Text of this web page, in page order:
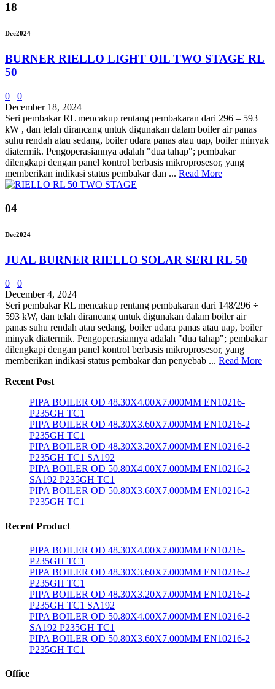
18
Dec2024
BURNER RIELLO LIGHT OIL TWO STAGE RL
50
0
0
December 18, 2024
Seri pembakar RL mencakup rentang pembakaran dari 296 – 593
kW , dan telah dirancang untuk digunakan dalam boiler air panas
suhu rendah atau sedang, boiler udara panas atau uap, boiler minyak
diatermik. Pengoperasiannya adalah "dua tahap"; pembakar
dilengkapi dengan panel kontrol berbasis mikroprosesor, yang
memberikan indikasi status pembakar dan ... Read More
04
Dec2024
JUAL BURNER RIELLO SOLAR SERI RL 50
0
0
December 4, 2024
Seri pembakar RL mencakup rentang pembakaran dari 148/296 ÷
593 kW, dan telah dirancang untuk digunakan dalam boiler air
panas suhu rendah atau sedang, boiler udara panas atau uap, boiler
minyak diatermik. Pengoperasiannya adalah "dua tahap"; pembakar
dilengkapi dengan panel kontrol berbasis mikroprosesor, yang
memberikan indikasi status pembakar dan penyebab ... Read More
Recent Post
PIPA BOILER OD 48.30X4.00X7.000MM EN10216-
P235GH TC1
PIPA BOILER OD 48.30X3.60X7.000MM EN10216-2
P235GH TC1
PIPA BOILER OD 48.30X3.20X7.000MM EN10216-2
P235GH TC1 SA192
PIPA BOILER OD 50.80X4.00X7.000MM EN10216-2
SA192 P235GH TC1
PIPA BOILER OD 50.80X3.60X7.000MM EN10216-2
P235GH TC1
Recent Product
PIPA BOILER OD 48.30X4.00X7.000MM EN10216-
P235GH TC1
PIPA BOILER OD 48.30X3.60X7.000MM EN10216-2
P235GH TC1
PIPA BOILER OD 48.30X3.20X7.000MM EN10216-2
P235GH TC1 SA192
PIPA BOILER OD 50.80X4.00X7.000MM EN10216-2
SA192 P235GH TC1
PIPA BOILER OD 50.80X3.60X7.000MM EN10216-2
P235GH TC1
Office